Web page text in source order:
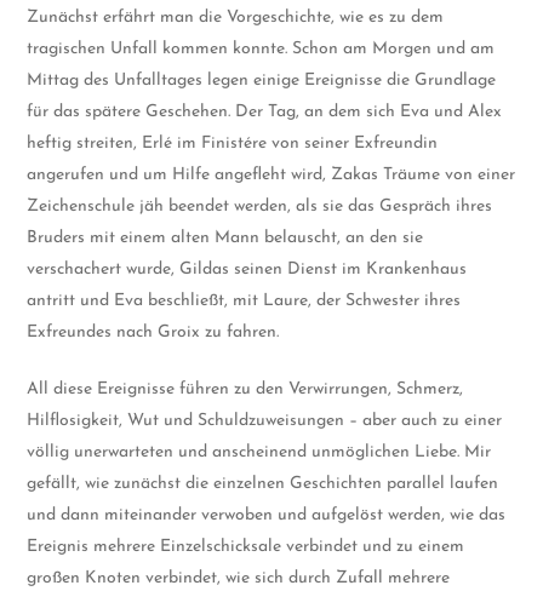
Zunächst erfährt man die Vorgeschichte, wie es zu dem
tragischen Unfall kommen konnte. Schon am Morgen und am
Mittag des Unfalltages legen einige Ereignisse die Grundlage
für das spätere Geschehen. Der Tag, an dem sich Eva und Alex
heftig streiten, Erlé im Finistére von seiner Exfreundin
angerufen und um Hilfe angefleht wird, Zakas Träume von einer
Zeichenschule jäh beendet werden, als sie das Gespräch ihres
Bruders mit einem alten Mann belauscht, an den sie
verschachert wurde, Gildas seinen Dienst im Krankenhaus
antritt und Eva beschließt, mit Laure, der Schwester ihres
Exfreundes nach Groix zu fahren.
All diese Ereignisse führen zu den Verwirrungen, Schmerz,
Hilflosigkeit, Wut und Schuldzuweisungen – aber auch zu einer
völlig unerwarteten und anscheinend unmöglichen Liebe. Mir
gefällt, wie zunächst die einzelnen Geschichten parallel laufen
und dann miteinander verwoben und aufgelöst werden, wie das
Ereignis mehrere Einzelschicksale verbindet und zu einem
großen Knoten verbindet, wie sich durch Zufall mehrere